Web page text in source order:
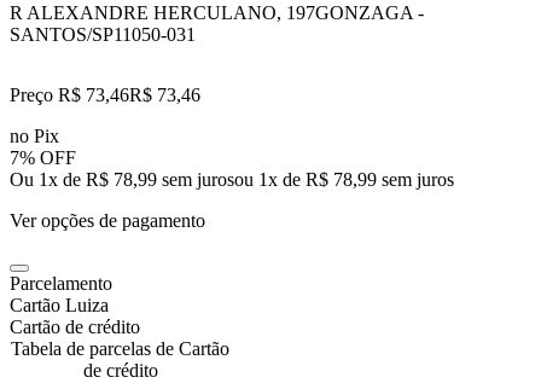
R ALEXANDRE HERCULANO, 197GONZAGA -
SANTOS/SP11050-031
Preço R$ 73,46R$ 73,46
no Pix
7% OFF
Ou 1x de R$ 78,99 sem jurosou 1x de R$ 78,99 sem juros
Ver opções de pagamento
Parcelamento
Cartão Luiza
Cartão de crédito
Tabela de parcelas de Cartão
de crédito